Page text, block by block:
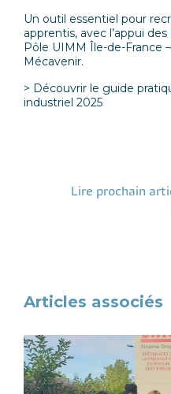
Un outil essentiel pour
apprentis, avec l’appui
Pôle UIMM Île-de-France
Mécavenir.
> Découvrir le guide
industriel 2025
Lire prochain
Articles associés